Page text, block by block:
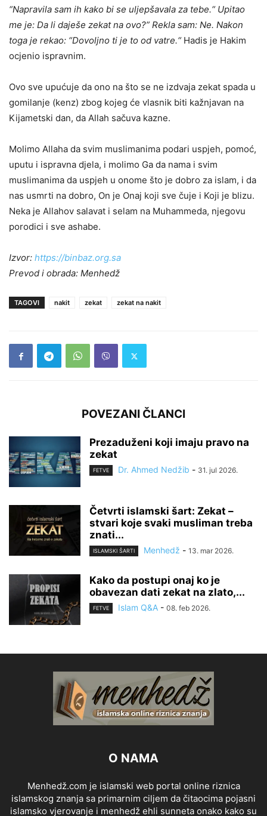
“Napravila sam ih kako bi se uljepšavala za tebe.“ Upitao
me je: Da li daješe zekat na ovo?” Rekla sam: Ne. Nakon
toga je rekao: “Dovoljno ti je to od vatre.“Hadis je Hakim
ocjenio ispravnim.
Ovo sve upućuje da ono na što se ne izdvaja zekat spada u
gomilanje (kenz) zbog kojeg će vlasnik biti kažnjavan na
Kijametski dan, da Allah sačuva kazne.
Molimo Allaha da svim muslimanima podari uspjeh, pomoć,
uputu i ispravna djela, i molimo Ga da nama i svim
muslimanima da uspjeh u onome što je dobro za islam, i da
nas usmrti na dobro, On je Onaj koji sve čuje i Koji je blizu.
Neka je Allahov salavat i selam na Muhammeda, njegovu
porodici i sve ashabe.
Izvor: https://binbaz.org.sa
Prevod i obrada: Menhedž
TAGOVI nakit zekat zekat na nakit
POVEZANI ČLANCI
Prezaduženi koji imaju pravo na
zekat
FETVE Dr. Ahmed Nedžib - 31. jul 2026.
Četvrti islamski šart: Zekat –
stvari koje svaki musliman treba
znati...
ISLAMSKI ŠARTI Menhedž - 13. mar 2026.
Kako da postupi onaj ko je
obavezan dati zekat na zlato,...
FETVE Islam Q&A - 08. feb 2026.
O NAMA
Menhedž.com je islamski web portal online riznica
islamskog znanja sa primarnim ciljem da čitaocima pojasni
islamsko vjerovanje i menhedž ehli sunneta onako kako su